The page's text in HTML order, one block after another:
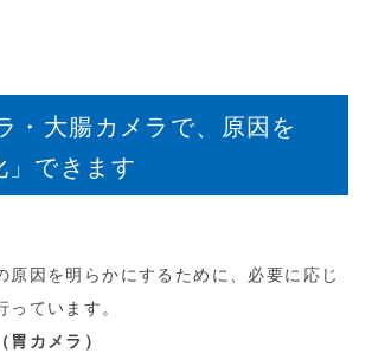
・大腸カメラで、原因を
」できます
原因を明らかにするために、必要に応じ
っています。
胃カメラ）